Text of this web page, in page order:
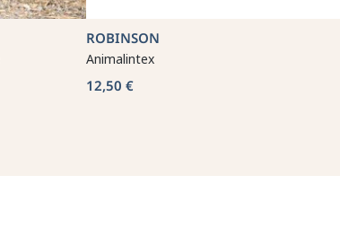
ROBINSON
Animalintex
12,50 €